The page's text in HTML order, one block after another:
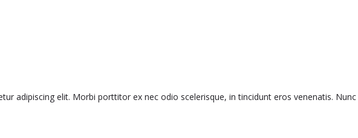
adipiscing elit. Morbi porttitor ex nec odio scelerisque, in tincidunt eros venenatis.